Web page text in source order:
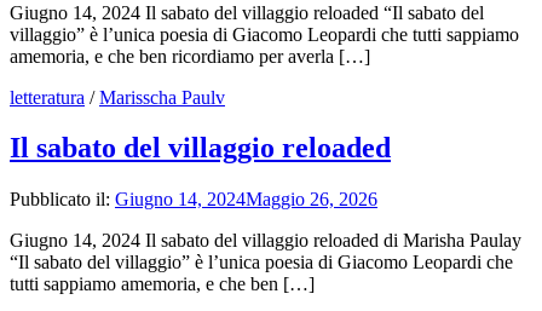
Giugno 14, 2024 Il sabato del villaggio reloaded “Il sabato del
villaggio” è l’unica poesia di Giacomo Leopardi che tutti sappiamo
amemoria, e che ben ricordiamo per averla […]
letteratura /Marisscha Paulv
Il sabato del villaggio reloaded
Pubblicato il: Giugno 14, 2024Maggio 26, 2026
Giugno 14, 2024 Il sabato del villaggio reloaded di Marisha Paulay
“Il sabato del villaggio” è l’unica poesia di Giacomo Leopardi che
tutti sappiamo amemoria, e che ben […]